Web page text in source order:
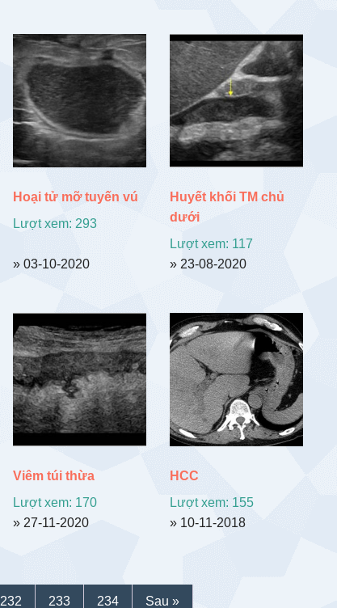
Hoại tử mỡ tuyến vú
Lượt xem: 293
» 03-10-2020
Huyết khối TM chủ
dưới
Lượt xem: 117
» 23-08-2020
Viêm túi thừa
Lượt xem: 170
» 27-11-2020
HCC
Lượt xem: 155
» 10-11-2018
232 233 234 Sau »